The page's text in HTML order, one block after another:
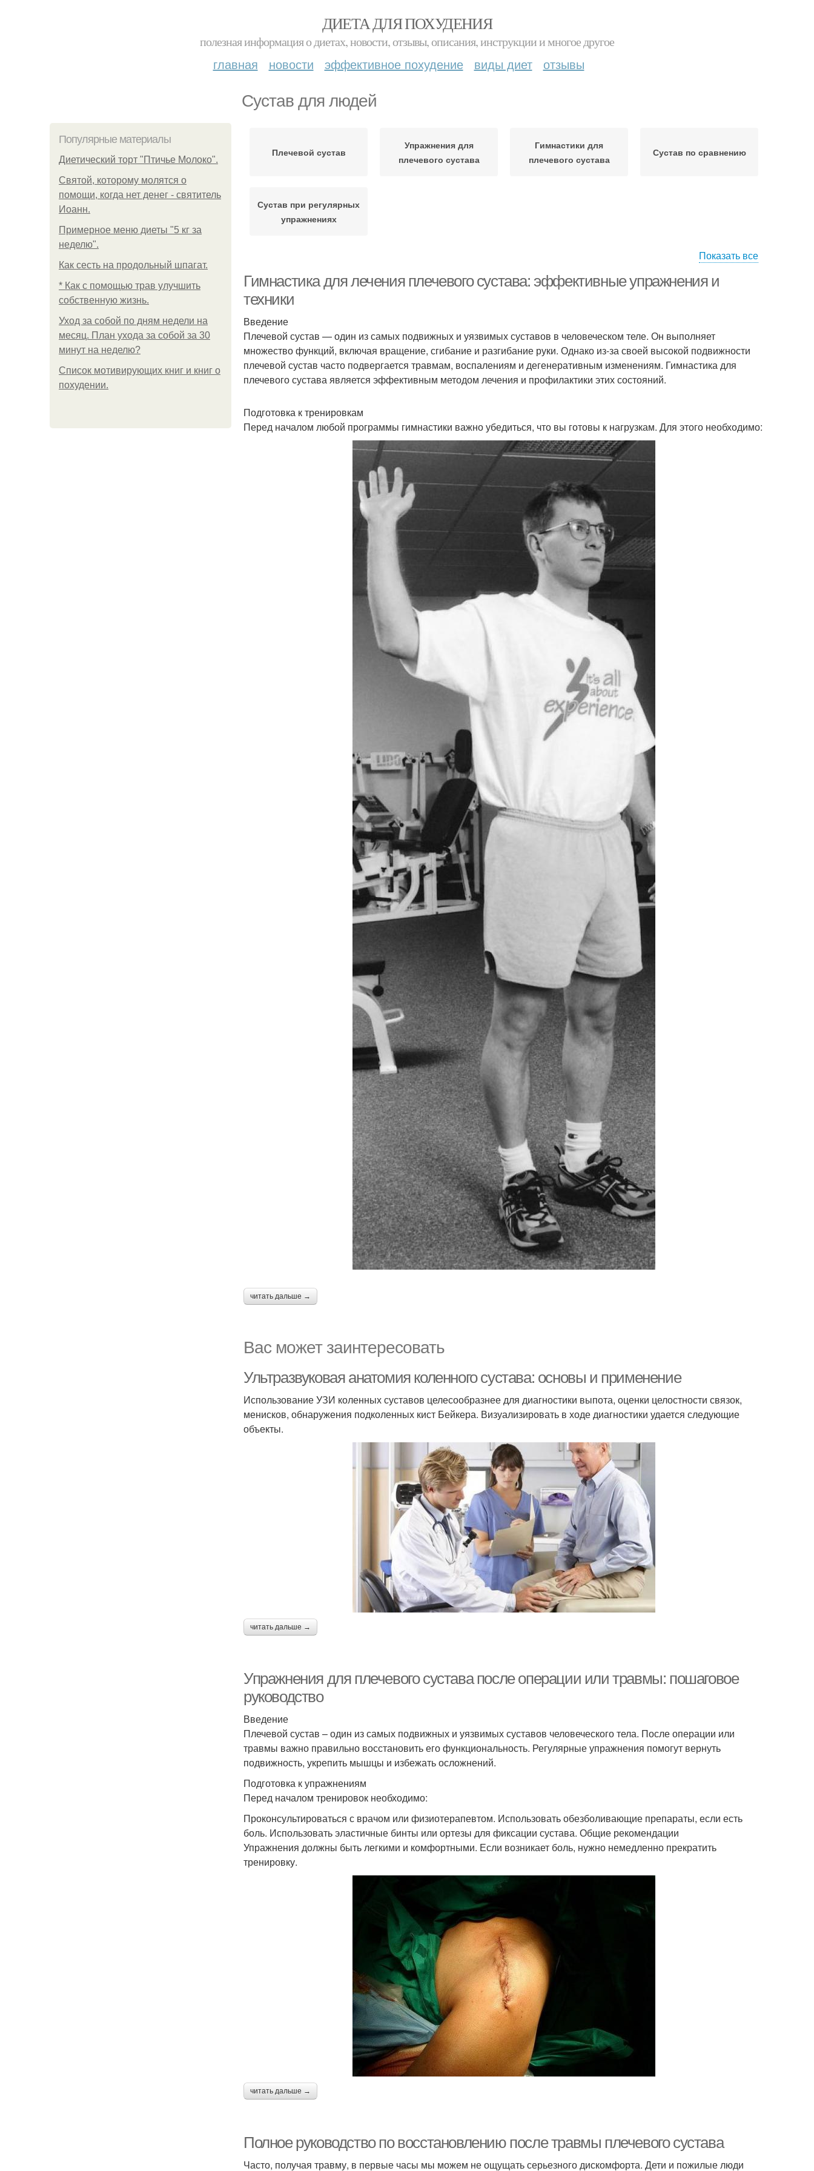
ДИЕТА ДЛЯ ПОХУДЕНИЯ
полезная информация о диетах, новости, отзывы, описания, инструкции и многое другое
главная новости эффективное похудение виды диет отзывы
Сустав для людей
Популярные материалы
Диетический торт "Птичье Молоко".
Святой, которому молятся о
помощи, когда нет денег - святитель
Иоанн.
Примерное меню диеты "5 кг за
неделю".
Как сесть на продольный шпагат.
* Как с помощью трав улучшить
собственную жизнь.
Уход за собой по дням недели на
месяц. План ухода за собой за 30
минут на неделю?
Список мотивирующих книг и книг о
похудении.
Плечевой сустав
Упражнения для
плечевого сустава
Гимнастики для
плечевого сустава
Сустав по сравнению
Сустав при регулярных
упражнениях
Показать все
Гимнастика для лечения плечевого сустава: эффективные упражнения и
техники
Введение
Плечевой сустав — один из самых подвижных и уязвимых суставов в человеческом теле. Он выполняет
множество функций, включая вращение, сгибание и разгибание руки. Однако из-за своей высокой подвижности
плечевой сустав часто подвергается травмам, воспалениям и дегенеративным изменениям. Гимнастика для
плечевого сустава является эффективным методом лечения и профилактики этих состояний.
Подготовка к тренировкам
Перед началом любой программы гимнастики важно убедиться, что вы готовы к нагрузкам. Для этого необходимо:
читать дальше →
Вас может заинтересовать
Ультразвуковая анатомия коленного сустава: основы и применение
Использование УЗИ коленных суставов целесообразнее для диагностики выпота, оценки целостности связок,
менисков, обнаружения подколенных кист Бейкера. Визуализировать в ходе диагностики удается следующие
объекты.
читать дальше →
Упражнения для плечевого сустава после операции или травмы: пошаговое
руководство
Введение
Плечевой сустав – один из самых подвижных и уязвимых суставов человеческого тела. После операции или
травмы важно правильно восстановить его функциональность. Регулярные упражнения помогут вернуть
подвижность, укрепить мышцы и избежать осложнений.
Подготовка к упражнениям
Перед началом тренировок необходимо:
Проконсультироваться с врачом или физиотерапевтом. Использовать обезболивающие препараты, если есть
боль. Использовать эластичные бинты или ортезы для фиксации сустава. Общие рекомендации
Упражнения должны быть легкими и комфортными. Если возникает боль, нужно немедленно прекратить
тренировку.
читать дальше →
Полное руководство по восстановлению после травмы плечевого сустава
Часто, получая травму, в первые часы мы можем не ощущать серьезного дискомфорта. Дети и пожилые люди